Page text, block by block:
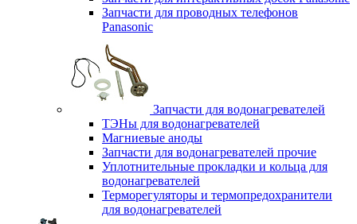
Запчасти для проводных телефонов
Panasonic
Запчасти для водонагревателей
ТЭНы для водонагревателей
Магниевые аноды
Запчасти для водонагревателей прочие
Уплотнительные прокладки и кольца для
водонагревателей
Терморегуляторы и термопредохранители
для водонагревателей